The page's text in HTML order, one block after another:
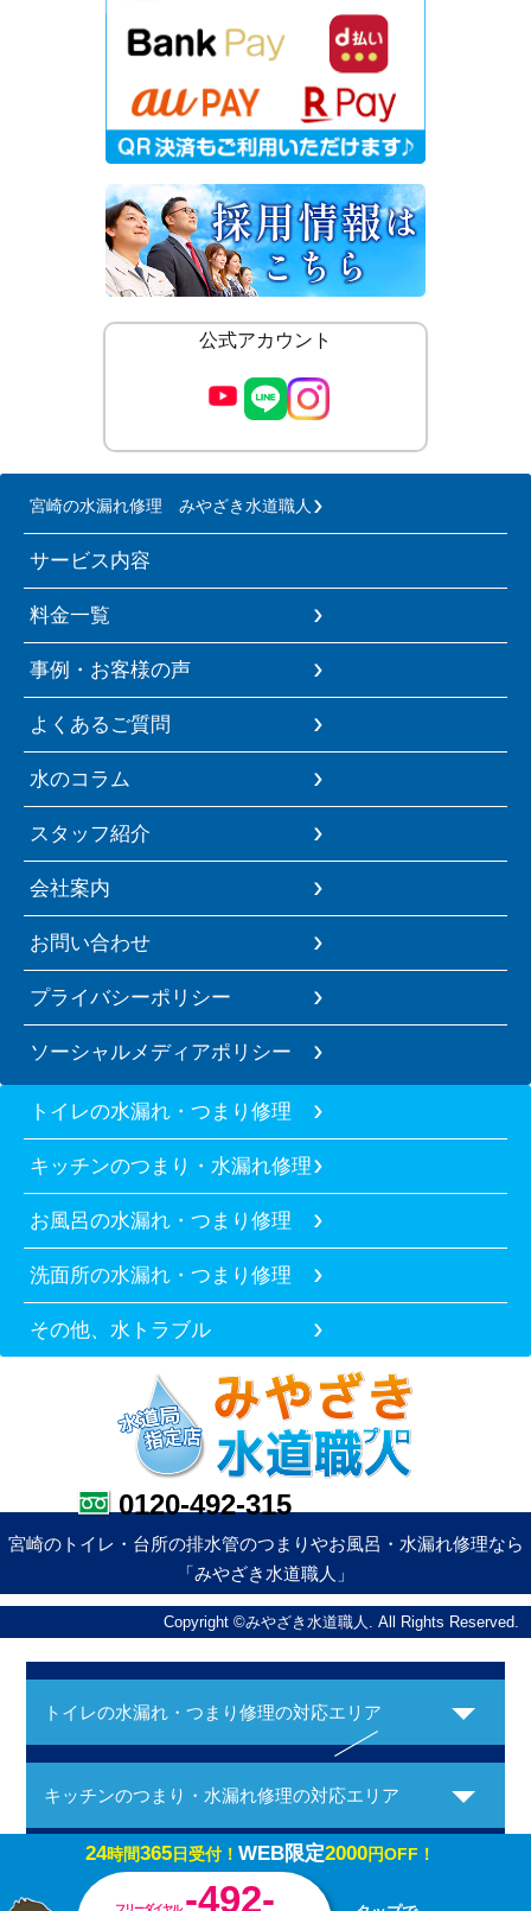
公式アカウント
宮崎の水漏れ修理 みやざき水道職人
サービス内容
料金一覧
事例・お客様の声
よくあるご質問
水のコラム
スタッフ紹介
会社案内
お問い合わせ
プライバシーポリシー
ソーシャルメディアポリシー
トイレの水漏れ・つまり修理
キッチンのつまり・水漏れ修理
お風呂の水漏れ・つまり修理
洗面所の水漏れ・つまり修理
その他、水トラブル
0120-492-315
宮崎のトイレ・台所の排水管のつまりやお風呂・水漏れ修理なら
「みやざき水道職人」
Copyright ©みやざき水道職人. All Rights Reserved.
トイレの水漏れ・つまり修理の対応エリア
キッチンのつまり・水漏れ修理の対応エリア
お風呂の水漏れ・つまり修理の対応エリア
24時間365日受付！ WEB限定2000円OFF！
フリーダイヤル -492-